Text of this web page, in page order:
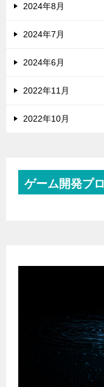
2024年8月
2024年7月
2024年6月
2022年11月
2022年10月
ゲーム開発プ